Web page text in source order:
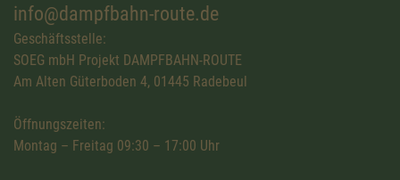
info@dampfbahn-route.de
Geschäftsstelle:
SOEG mbH Projekt DAMPFBAHN-ROUTE
Am Alten Güterboden 4, 01445 Radebeul
Öffnungszeiten:
Montag – Freitag 09:30 – 17:00 Uhr